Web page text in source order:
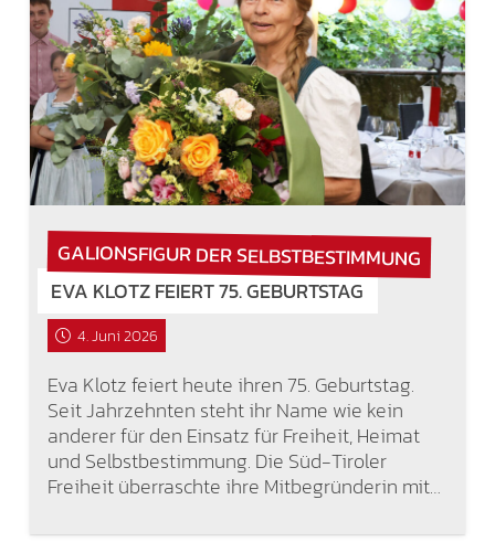
GALIONSFIGUR DER SELBSTBESTIMMUNG
EVA KLOTZ FEIERT 75. GEBURTSTAG
4. Juni 2026
Eva Klotz feiert heute ihren 75. Geburtstag.
Seit Jahrzehnten steht ihr Name wie kein
anderer für den Einsatz für Freiheit, Heimat
und Selbstbestimmung. Die Süd-Tiroler
Freiheit überraschte ihre Mitbegründerin mit…